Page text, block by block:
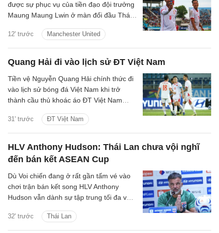
12' trước Manchester United
được sự phục vụ của tiền đạo đội trưởng
Maung Maung Lwin ở màn đối đầu Thái
Quang Hải đi vào lịch sử ĐT Việt Nam
31' trước ĐT Việt Nam
Tiền vệ Nguyễn Quang Hải chính thức đi
vào lịch sử bóng đá Việt Nam khi trở
thành cầu thủ khoác áo ĐT Việt Nam
HLV Anthony Hudson: Thái Lan chưa vội nghĩ
đến bán kết ASEAN Cup
32' trước Thái Lan
Dù Voi chiến đang ở rất gần tấm vé vào
chơi trận bán kết song HLV Anthony
Hudson vẫn dành sự tập trung tối đa vào